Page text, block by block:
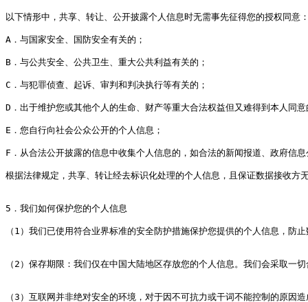
以下情形中，共享、转让、公开披露个人信息时无需事先征得您的授权同意
A．与国家安全、国防安全有关的；
B．与公共安全、公共卫生、重大公共利益有关的；
C．与犯罪侦查、起诉、审判和判决执行等有关的；
D．出于维护您或其他个人的生命、财产等重大合法权益但又难得到本人同意
E．您自行向社会公众公开的个人信息；
F．从合法公开披露的信息中收集个人信息的，如合法的新闻报道、政府信
根据法律规定，共享、转让经去标识化处理的个人信息，且保证数据接收
5．我们如何保护您的个人信息
（1）我们已使用符合业界标准的安全防护措施保护您提供的个人信息，
（2）保存期限：我们仅在中国大陆地区存放您的个人信息。我们会采取
（3）互联网并非绝对安全的环境，对于因不可抗力或干词不能控制的原